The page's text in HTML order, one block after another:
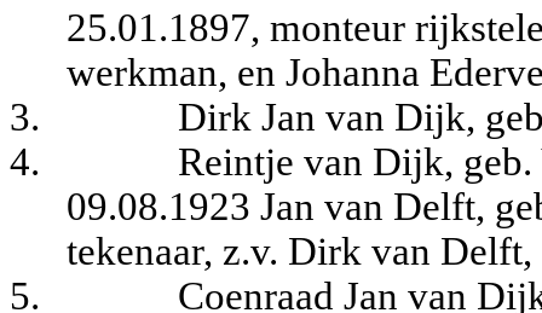
25.01.1897, monteur
werkman, en Johanna
3.
Dirk Jan van Dijk,
4.
Reintje van Dijk, geb.
09.08.1923 Jan van Delft,
tekenaar, z.v. Dirk van
5.
Coenraad Jan van